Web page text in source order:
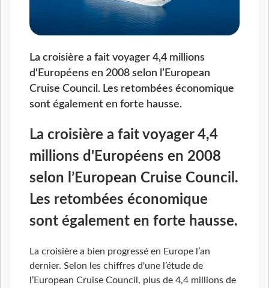
La croisière a fait voyager 4,4 millions
d'Européens en 2008 selon l’European
Cruise Council. Les retombées économique
sont également en forte hausse.
La croisière a fait voyager 4,4
millions d'Européens en 2008
selon l’European Cruise Council.
Les retombées économique
sont également en forte hausse.
La croisière a bien progressé en Europe l’an
dernier. Selon les chiffres d'une l’étude de
l’European Cruise Council, plus de 4,4 millions de